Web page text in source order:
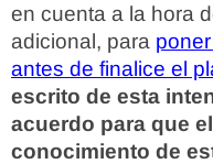
en cuenta a la hora
adicional, para
antes de finalice el
escrito de esta
acuerdo para que
conocimiento de